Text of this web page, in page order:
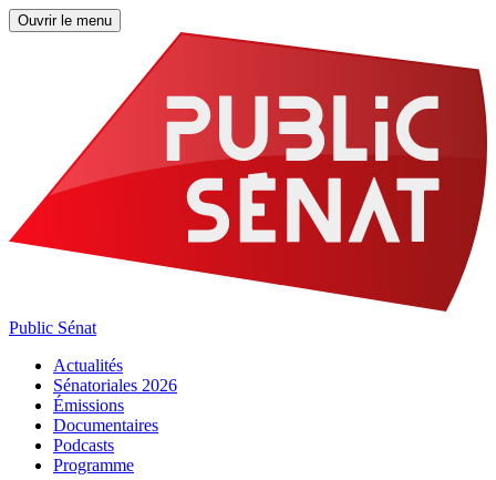
Ouvrir le menu
Public Sénat
Actualités
Sénatoriales 2026
Émissions
Documentaires
Podcasts
Programme